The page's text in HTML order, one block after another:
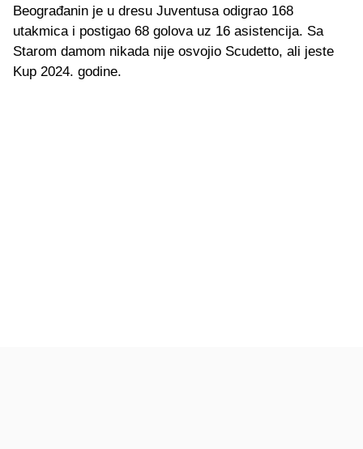
Beograđanin je u dresu Juventusa odigrao 168
utakmica i postigao 68 golova uz 16 asistencija. Sa
Starom damom nikada nije osvojio Scudetto, ali jeste
Kup 2024. godine.